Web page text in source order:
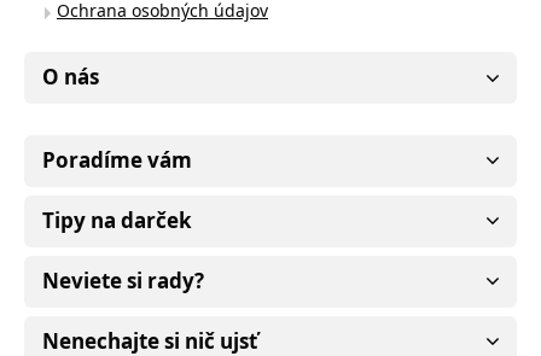
Ochrana osobných údajov
O nás
Poradíme vám
Tipy na darček
Neviete si rady?
Nenechajte si nič ujsť